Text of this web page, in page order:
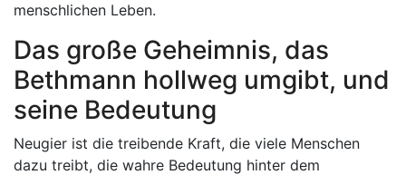
menschlichen Leben.
Das große Geheimnis, das
Bethmann hollweg umgibt, und
seine Bedeutung
Neugier ist die treibende Kraft, die viele Menschen
dazu treibt, die wahre Bedeutung hinter dem